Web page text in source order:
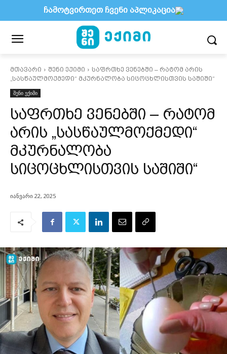
მთავარი შენი ექიმი
საფრთხე ვენებში – რატომ არის
„სასწაულმოქმედი“ მკურნალობა სიცოცხლისთვის საშიში“
შენი ექიმი
საფრთხე ვენებში – რატომ
არის „სასწაულმოქმედი“
მკურნალობა
სიცოცხლისთვის საშიში“
იანვარი 22, 2025
ჩამოტვირთეთ ჩვენი აპლიკაცია